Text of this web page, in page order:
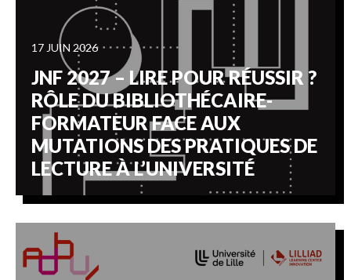
17 JUIN 2026
JNF 2027 – LIRE POUR RÉUSSIR ?
RÔLE DU BIBLIOTHÉCAIRE-
FORMATEUR FACE AUX
MUTATIONS DES PRATIQUES DE
LECTURE À L’UNIVERSITÉ